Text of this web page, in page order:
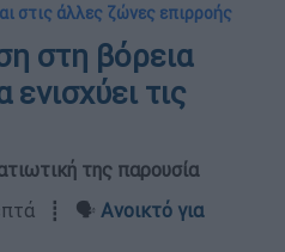
στις άλλες ζώνες επιρροής
στη βόρεια
τις
της παρουσία
┋ 🗣️ Ανοικτό για